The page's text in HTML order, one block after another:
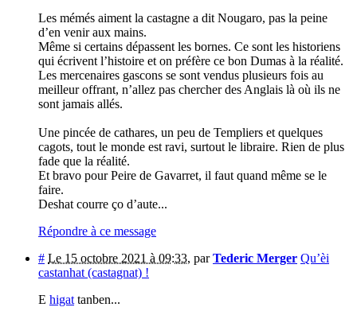
Les mémés aiment la castagne a dit Nougaro, pas la peine
d’en venir aux mains.
Même si certains dépassent les bornes. Ce sont les historiens
qui écrivent l’histoire et on préfère ce bon Dumas à la réalité.
Les mercenaires gascons se sont vendus plusieurs fois au
meilleur offrant, n’allez pas chercher des Anglais là où ils ne
sont jamais allés.
Une pincée de cathares, un peu de Templiers et quelques
cagots, tout le monde est ravi, surtout le libraire. Rien de plus
fade que la réalité.
Et bravo pour Peire de Gavarret, il faut quand même se le
faire.
Deshat courre ço d’aute...
Répondre à ce message
# Le 15 octobre 2021 à 09:33, parTederic Merger Qu’èi
castanhat (castagnat) !
E higat tanben...